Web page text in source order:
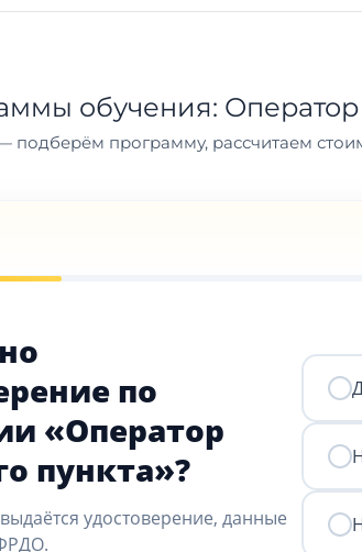
обучения: Оператор
подберём программу, рассчитаем
по
«Оператор
пункта»?
удостоверение, данные